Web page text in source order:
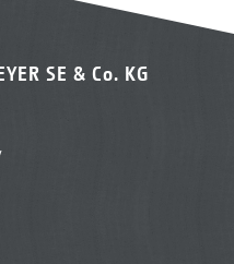
SE & Co. KG